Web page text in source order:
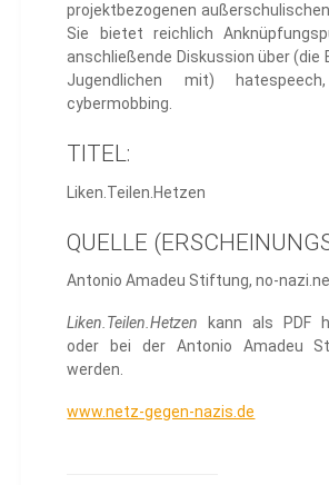
projektbezogenen außerschulischen
Sie bietet reichlich
anschließende Diskussion über (die
Jugendlichen mit)
cybermobbing.
TITEL:
Liken.Teilen.Hetzen
QUELLE
Antonio Amadeu Stiftung, no-
Liken.Teilen.Hetzen kann als PDF
oder bei der Antonio Amadeu
werden.
www.netz-gegen-nazis.de